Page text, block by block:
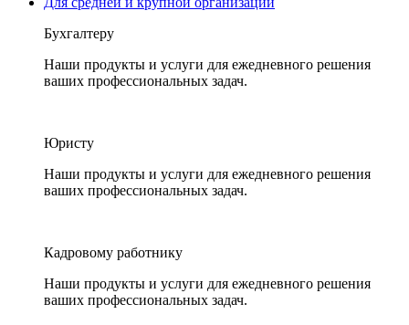
Бухгалтеру
Наши продукты и услуги для ежедневного решения
ваших профессиональных задач.
Юристу
Наши продукты и услуги для ежедневного решения
ваших профессиональных задач.
Кадровому работнику
Наши продукты и услуги для ежедневного решения
ваших профессиональных задач.